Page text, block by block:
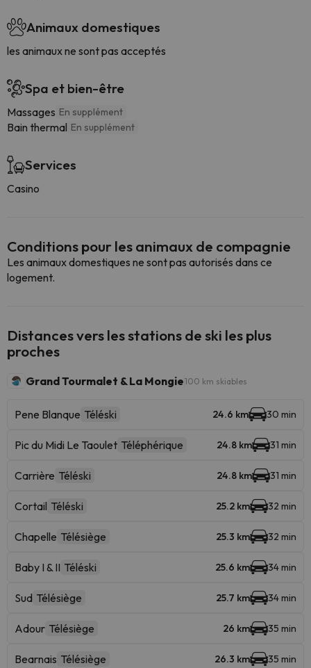
Animaux domestiques
les animaux ne sont pas acceptés
Spa et bien-être
Massages En supplément
Bain thermal En supplément
Services
Casino
Conditions pour les animaux de compagnie
Les animaux domestiques ne sont pas autorisés dans ce
logement.
Distances vers les stations de ski les plus
proches
Grand Tourmalet & La Mongie100 km skiables
Pene Blanque Téléski 24.6 km 30 min
Pic du Midi Le Taoulet Téléphérique 24.8 km 31 min
Carrière Téléski 24.8 km 31 min
Cortail Téléski 25.2 km 32 min
Chapelle Télésiège 25.3 km 32 min
Baby I & II Téléski 25.6 km 34 min
Sud Télésiège 25.7 km 34 min
Adour Télésiège 26 km 35 min
Bearnais Télésiège 26.3 km 35 min